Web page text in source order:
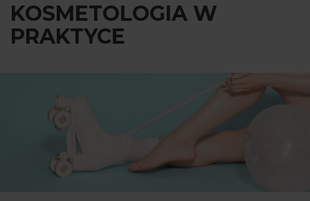
KONGRES I TARGI
O NAS
KOSMETOLOGIA W
PRAKTYCE